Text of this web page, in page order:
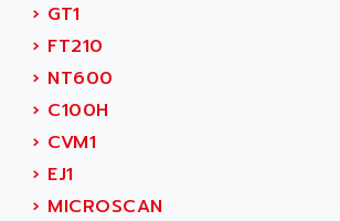
ADVANCE TAPES
ADVANCED ENERGY
ADVANCED MICRO DEVICES
ADVANCED MOTION CONTROLS
ADVANCED UV
› GT1
› FT210
› NT600
› C100H
› CVM1
› EJ1
› MICROSCAN